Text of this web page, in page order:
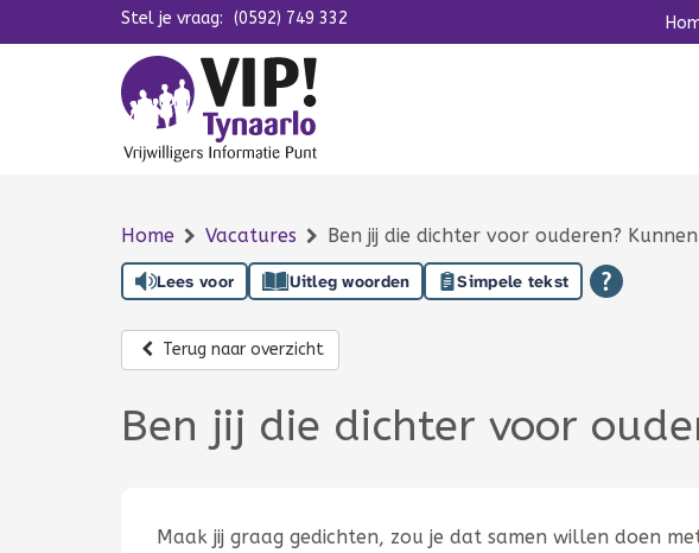
Navigatie overslaan
Stel je vraag: (0592) 749 332
Home Vacatures Ben jij die dichter voor ouderen?
Lees voor Uitleg woorden Simpele tekst
Terug naar overzicht
Ben jij die dichter voor
Maak jij graag gedichten, zou je dat samen willen doen